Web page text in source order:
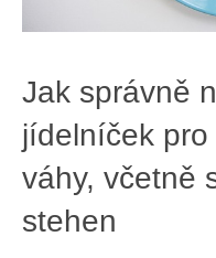
Jak správně
jídelníček
váhy,​ včetně
stehen